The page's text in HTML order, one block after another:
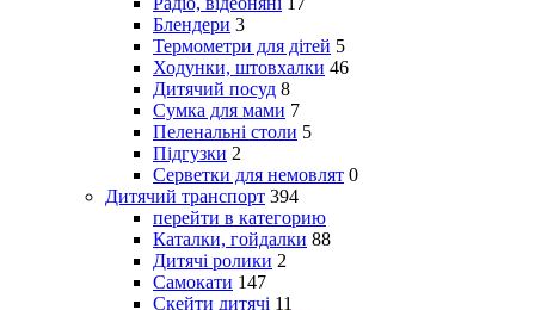
Блендери 3
Термометри для дітей 5
Ходунки, штовхалки 46
Дитячий посуд 8
Сумка для мами 7
Пеленальні столи 5
Підгузки 2
Серветки для немовлят 0
Дитячий транспорт 394
перейти в категорию
Каталки, гойдалки 88
Дитячі ролики 2
Самокати 147
Скейти дитячі 11